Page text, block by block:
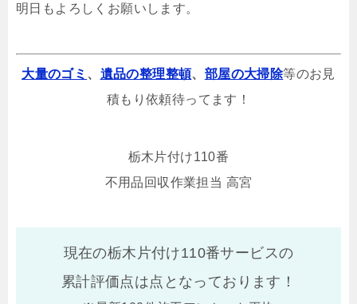
明日もよろしくお願いします。
大量のゴミ 、 遺品の整理整頓、 部屋の大掃除等のお見
積もり依頼待ってます！
栃木片付け110番
不用品回収作業担当 高宮
現在の栃木片付け110番サービスの
累計評価点は点となっております！